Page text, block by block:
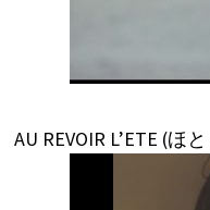
AU REVOIR L’ETE (ほ